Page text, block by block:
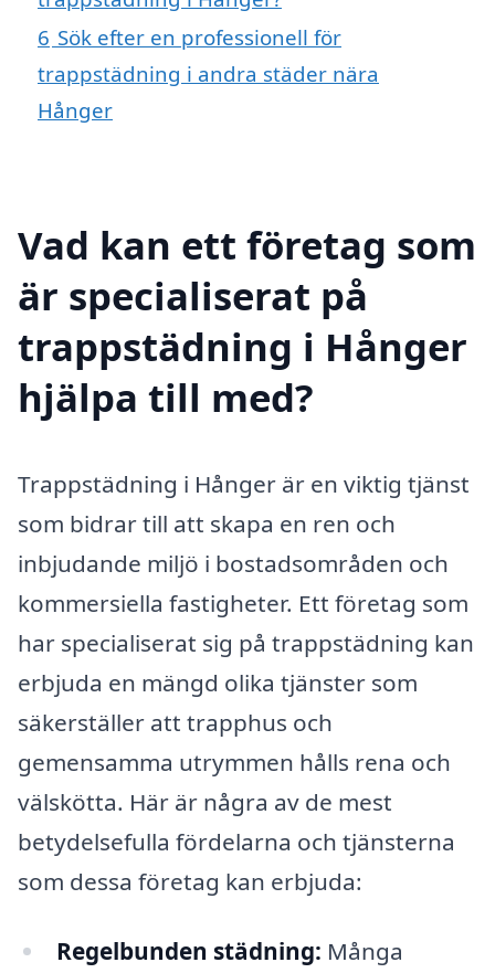
6 Sök efter en professionell för
trappstädning i andra städer nära
Hånger
Vad kan ett företag som
är specialiserat på
trappstädning i Hånger
hjälpa till med?
Trappstädning i Hånger är en viktig tjänst
som bidrar till att skapa en ren och
inbjudande miljö i bostadsområden och
kommersiella fastigheter. Ett företag som
har specialiserat sig på trappstädning kan
erbjuda en mängd olika tjänster som
säkerställer att trapphus och
gemensamma utrymmen hålls rena och
välskötta. Här är några av de mest
betydelsefulla fördelarna och tjänsterna
som dessa företag kan erbjuda:
Regelbunden städning: Många